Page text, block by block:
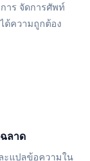
าร จัดการศัพท์
ด้ความถูกต้อง
ลาด
ะแปลข้อความใน